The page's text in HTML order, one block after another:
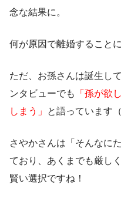
念な結果に。
何が原因で離婚すること
ただ、お孫さんは誕生し
ンタビューでも
「孫が欲
しまう」
と語っています（
さやかさんは「そんなに
ており、あくまでも厳し
賢い選択ですね！